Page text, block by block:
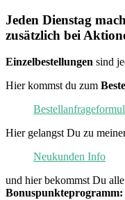
Jeden Dienstag
zusätzlich bei
Einzelbestellungen sind
Hier kommst du zum
Hier gelangst Du zu
Neukunden Info
und hier bekommst Du
Bonuspunkteprogramm: